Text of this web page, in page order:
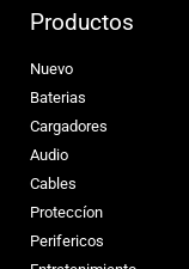
Productos
Nuevo
Baterias
Cargadores
Audio
Cables
Proteccíon
Perifericos